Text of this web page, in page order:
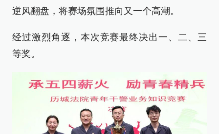
逆风翻盘，将赛场氛围推向又一个高潮。
经过激烈角逐，本次竞赛最终决出一、二、三
等奖。